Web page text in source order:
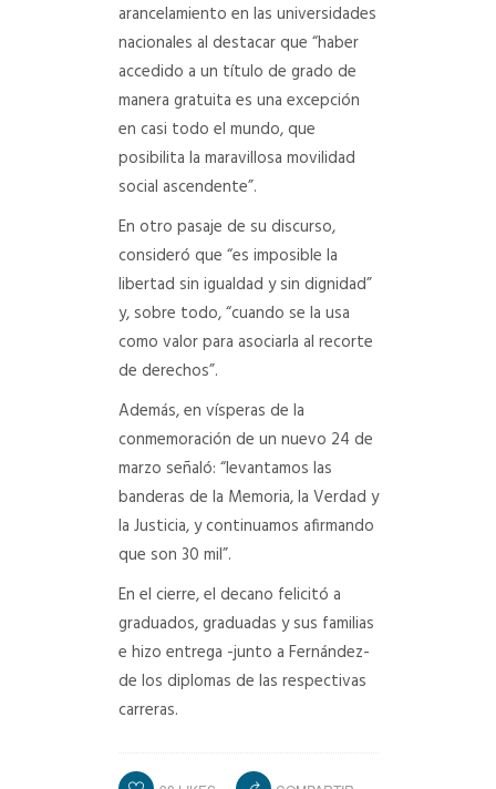
arancelamiento en las universidades
nacionales al destacar que “haber
accedido a un título de grado de
manera gratuita es una excepción
en casi todo el mundo, que
posibilita la maravillosa movilidad
social ascendente”.
En otro pasaje de su discurso,
consideró que “es imposible la
libertad sin igualdad y sin dignidad”
y, sobre todo, “cuando se la usa
como valor para asociarla al recorte
de derechos”.
Además, en vísperas de la
conmemoración de un nuevo 24 de
marzo señaló: “levantamos las
banderas de la Memoria, la Verdad y
la Justicia, y continuamos afirmando
que son 30 mil”.
En el cierre, el decano felicitó a
graduados, graduadas y sus familias
e hizo entrega -junto a Fernández-
de los diplomas de las respectivas
carreras.